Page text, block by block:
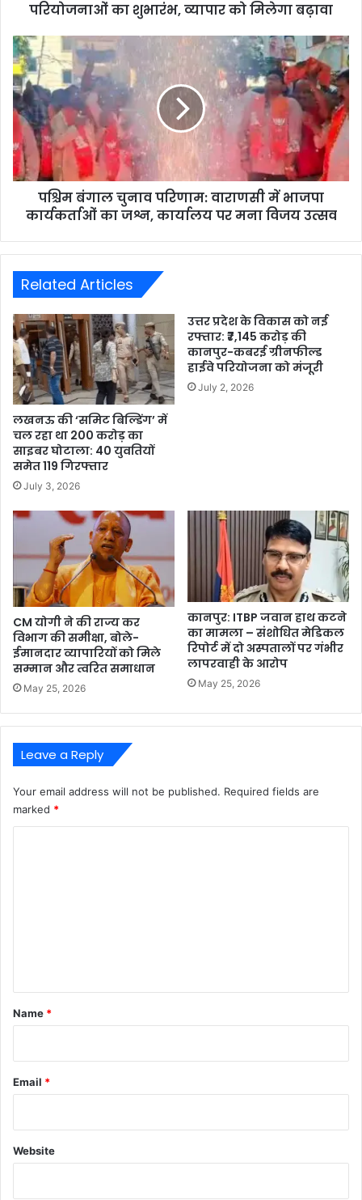
परियोजनाओं का शुभारंभ, व्यापार को मिलेगा बढ़ावा
पश्चिम बंगाल चुनाव परिणाम: वाराणसी में भाजपा
कार्यकर्ताओं का जश्न, कार्यालय पर मना विजय उत्सव
Related Articles
लखनऊ की ‘समिट बिल्डिंग’ में
चल रहा था 200 करोड़ का
साइबर घोटाला: 40 युवतियों
समेत 119 गिरफ्तार
July 3, 2026
उत्तर प्रदेश के विकास को नई
रफ्तार: ₹7,145 करोड़ की
कानपुर-कबरई ग्रीनफील्ड
हाईवे परियोजना को मंजूरी
July 2, 2026
CM योगी ने की राज्य कर
विभाग की समीक्षा, बोले-
ईमानदार व्यापारियों को मिले
सम्मान और त्वरित समाधान
May 25, 2026
कानपुर: ITBP जवान हाथ कटने
का मामला – संशोधित मेडिकल
रिपोर्ट में दो अस्पतालों पर गंभीर
लापरवाही के आरोप
May 25, 2026
Leave a Reply
Your email address will not be published. Required fields are
marked *
*
Name *
Email *
Website